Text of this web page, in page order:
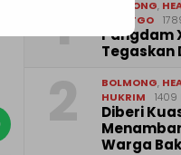
1 BOLMONG,
SULUTGO
Pangdam
Tegaskan
BOLMONG,
HUKRIM
Diberi
Warga